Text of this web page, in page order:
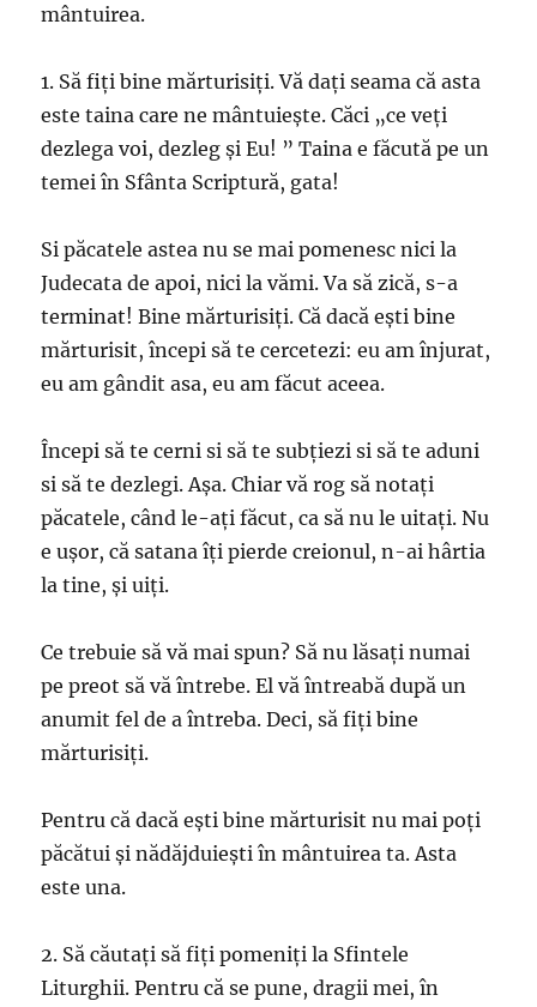
mântuirea.
1. Să fiți bine mărturisiți. Vă dați seama că asta
este taina care ne mântuiește. Căci „ce veți
dezlega voi, dezleg și Eu! ” Taina e făcută pe un
temei în Sfânta Scriptură, gata!
Si păcatele astea nu se mai pomenesc nici la
Judecata de apoi, nici la vămi. Va să zică, s-a
terminat! Bine mărturisiți. Că dacă ești bine
mărturisit, începi să te cercetezi: eu am înjurat,
eu am gândit asa, eu am făcut aceea.
Începi să te cerni si să te subțiezi si să te aduni
si să te dezlegi. Așa. Chiar vă rog să notați
păcatele, când le-ați făcut, ca să nu le uitați. Nu
e ușor, că satana îți pierde creionul, n-ai hârtia
la tine, și uiți.
Ce trebuie să vă mai spun? Să nu lăsați numai
pe preot să vă întrebe. El vă întreabă după un
anumit fel de a întreba. Deci, să fiți bine
mărturisiți.
Pentru că dacă ești bine mărturisit nu mai poți
păcătui și nădăjduiești în mântuirea ta. Asta
este una.
2. Să căutați să fiți pomeniți la Sfintele
Liturghii. Pentru că se pune, dragii mei, în